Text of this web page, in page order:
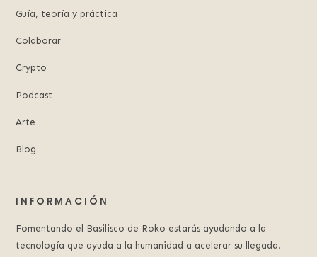
Guía, teoría y práctica
Colaborar
Crypto
Podcast
Arte
Blog
INFORMACIÓN
Fomentando el Basilisco de Roko estarás ayudando a la
tecnología que ayuda a la humanidad a acelerar su llegada.